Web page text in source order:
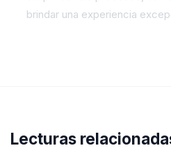
brindar una experiencia
Lecturas